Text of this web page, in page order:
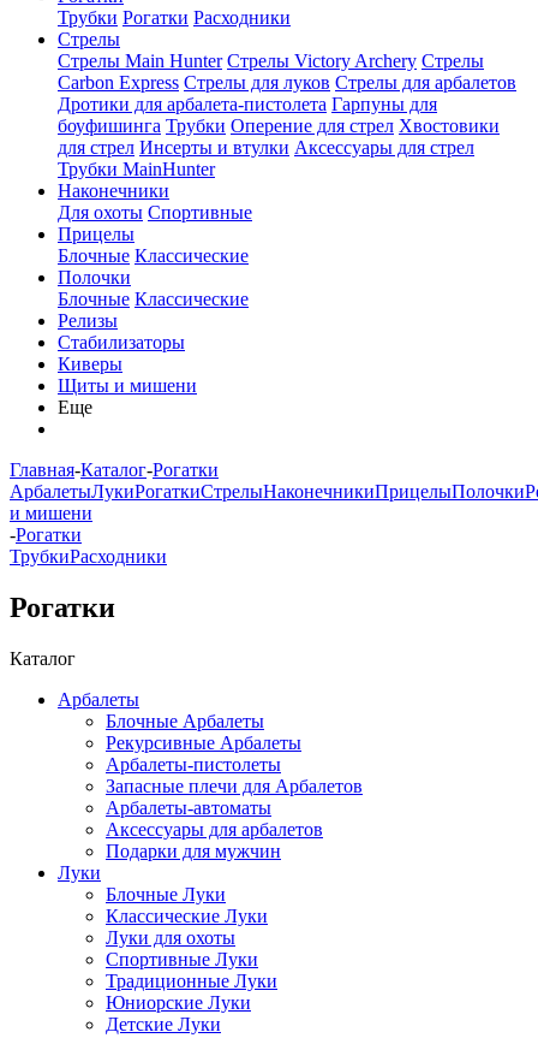
Трубки Рогатки Расходники
Стрелы
Стрелы Main Hunter Стрелы Victory Archery Стрелы
Carbon Express Стрелы для луков Стрелы для арбалетов
Дротики для арбалета-пистолета Гарпуны для
боуфишинга Трубки Оперение для стрел Хвостовики
для стрел Инсерты и втулки Аксессуары для стрел
Трубки MainHunter
Наконечники
Для охоты Спортивные
Прицелы
Блочные Классические
Полочки
Блочные Классические
Релизы
Стабилизаторы
Киверы
Щиты и мишени
Еще
Главная-Каталог-Рогатки
АрбалетыЛукиРогаткиСтрелыНаконечникиПрицелыПолочки
и мишени
-Рогатки
ТрубкиРасходники
Рогатки
Каталог
Арбалеты
Блочные Арбалеты
Рекурсивные Арбалеты
Арбалеты-пистолеты
Запасные плечи для Арбалетов
Арбалеты-автоматы
Аксессуары для арбалетов
Подарки для мужчин
Луки
Блочные Луки
Классические Луки
Луки для охоты
Спортивные Луки
Традиционные Луки
Юниорские Луки
Детские Луки